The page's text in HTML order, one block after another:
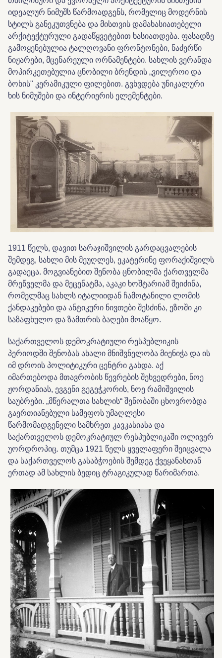
იდეალურ ნიმუშს წარმოადგენს, რომელიც მოდერნის
სტილს განეკუთვნება და მისთვის დამახასიათებელი
არქიტექტურული გადაწყვეტებით ხასიათდება. ფასადზე
გამოყენებულია ტალღოვანი ფრონტონები, ნაძერწი
ნიჟარები, მცენარეული ორნამენტები. სახლის ვერანდა
მოპირკეთებულია ცნობილი ბრენდის „ვილეროი და
ბოხის" კერამიკული ფილებით. გვხვდება უნიკალური
ხის ნიმუშები და ინტერიერის ელემენტები.
1911 წელს, დავით სარაჯიშვილის გარდაცვალების
შემდეგ, სახლი მის მეუღლეს, ეკატერინე ფორაქიშვილს
გადაეცა. მოგვიანებით შენობა ცნობილმა ქართველმა
მრეწველმა და მეცენატმა, აკაკი ხოშტარიამ შეიძინა,
რომელმაც სახლს იტალიიდან ჩამოტანილი ლომის
ქანდაკებები და ანტიკური ნივთები შესძინა, ეზოში კი
საზაფხულო და ზამთრის ბაღები მოაწყო.
საქართველოს დემოკრატიული რესპუბლიკის
პერიოდში შენობას ახალი მნიშვნელობა მიენიჭა და ის
იმ დროის პოლიტიკური ცენტრი გახდა. აქ
იმართებოდა მთავრობის წევრების შეხვედრები, ნოე
ჟორდანიას, ევგენი გეგეჭკორის, ნოე რამიშვილის
საუბრები. „მწერალთა სახლის“ შენობაში ცხოვრობდა
გაერთიანებული სამეფოს უმაღლესი
წარმომადგენელი სამხრეთ კავკასიასა და
საქართველოს დემოკრატიულ რესპუბლიკაში ოლივერ
უორდროპიც. თუმცა 1921 წელს ყველაფერი შეიცვალა
და საქართველოს გასაბჭოების შემდეგ ქვეყანასთან
ერთად ამ სახლის ბედიც ტრაგიკულად წარიმართა.